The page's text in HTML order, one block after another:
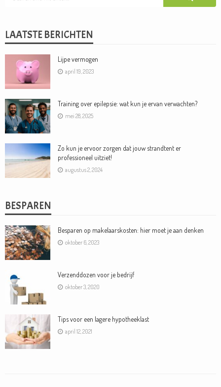
LAATSTE BERICHTEN
Lijpe vermogen
april 19, 2023
Training over epilepsie: wat kun je ervan verwachten?
mei 28, 2025
Zo kun je ervoor zorgen dat jouw strandtent er
professioneel uitziet!
augustus 2, 2024
BESPAREN
Besparen op makelaarskosten: hier moet je aan denken
oktober 6, 2023
Verzenddozen voor je bedrijf
oktober 3, 2020
Tips voor een lagere hypotheeklast
april 12, 2021